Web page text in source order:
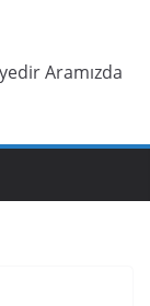
Aramızda